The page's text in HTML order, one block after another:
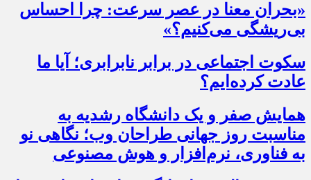
«بحران معنا در عصر سرعت: چرا احساس
بی‌ریشگی می‌کنیم؟»
سکوت اجتماعی در برابر نابرابری؛ آیا ما
عادت کرده‌ایم؟
همایش صفر و یک دانشگاه رشدیه به
مناسبت روز جهانی طراحان وب؛ نگاهی نو
به فناوری، نرم‌افزار و هوش مصنوعی